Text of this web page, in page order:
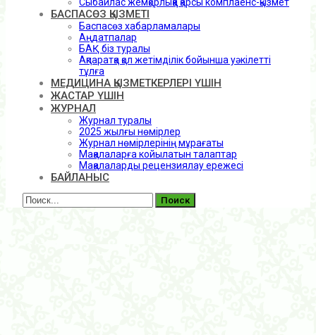
БАСПАСӨЗ ҚЫЗМЕТІ
Баспасөз хабарламалары
Аңдатпалар
БАҚ біз туралы
Ақпаратқа қол жетімділік бойынша уәкілетті
тұлға
МЕДИЦИНА ҚЫЗМЕТКЕРЛЕРІ ҮШІН
ЖАСТАР ҮШІН
ЖУРНАЛ
Журнал туралы
2025 жылғы нөмірлер
Журнал нөмірлерінің мұрағаты
Мақалаларға койылатын талаптар
Мақалаларды рецензиялау ережесі
БАЙЛАНЫС